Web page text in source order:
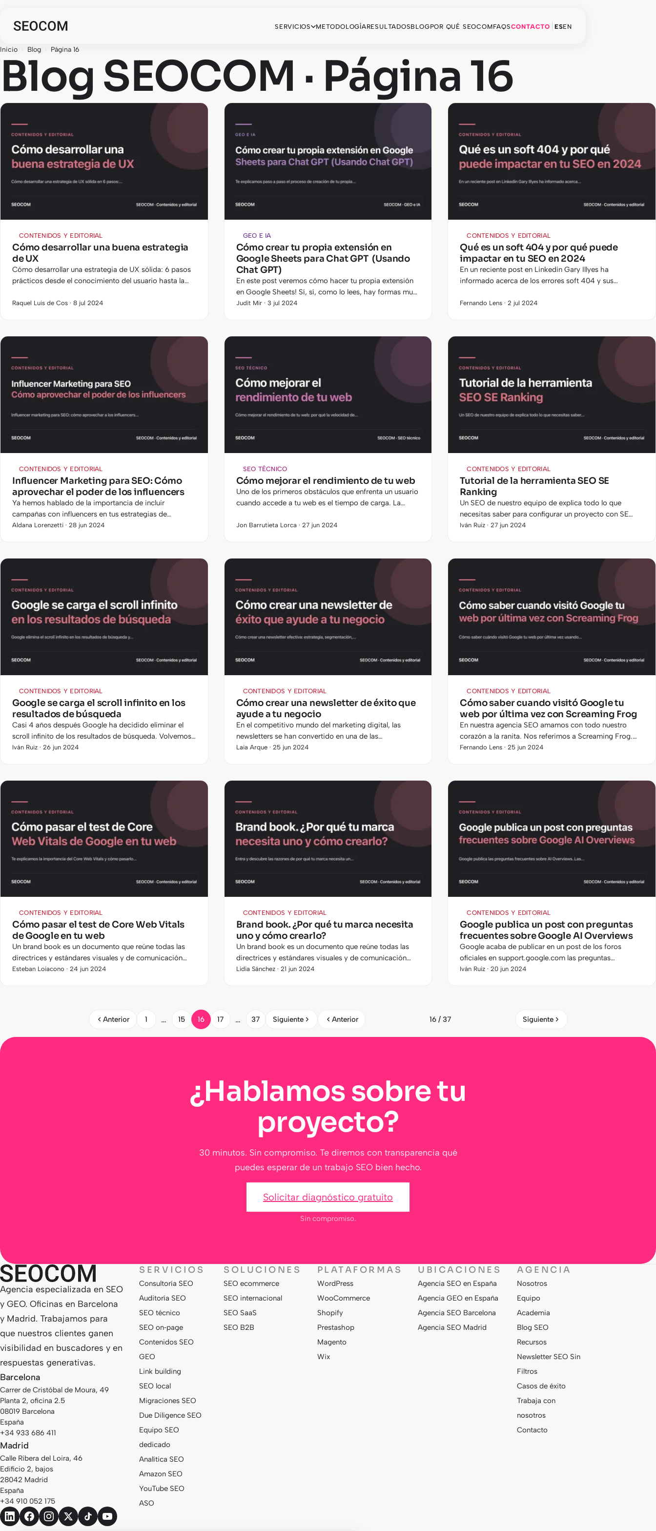
SERVICIOS METODOLOGÍARESULTADOSBLOGPOR QUÉ SEOCOMFAQSCONTACTO ESEN
Inicio › Blog › Página 16
Blog SEOCOM · Página 16
CONTENIDOS Y EDITORIAL
Cómo desarrollar una buena estrategia
de UX
Cómo desarrollar una estrategia de UX sólida: 6 pasos
prácticos desde el conocimiento del usuario hasta la
Raquel Luis de Cos · 8 jul 2024
GEO E IA
Cómo crear tu propia extensión en
Google Sheets para Chat GPT (Usando
Chat GPT)
En este post veremos cómo hacer tu propia extensión
en Google Sheets! Sí, sí, como lo lees, hay formas muy
sencillas de construir tus propias extensiones y todo
Judit Mir · 3 jul 2024
CONTENIDOS Y EDITORIAL
Qué es un soft 404 y por qué puede
impactar en tu SEO en 2024
En un reciente post en Linkedin Gary Illyes ha
informado acerca de los errores soft 404 y sus
de Google.
Fernando Lens · 2 jul 2024
CONTENIDOS Y EDITORIAL
Influencer Marketing para SEO: Cómo
aprovechar el poder de los influencers
Ya hemos hablado de la importancia de incluir
campañas con influencers en tus estrategias de
comunicación y cómo lograr el éxito con marketing de
Aldana Lorenzetti · 28 jun 2024
SEO TÉCNICO
Cómo mejorar el rendimiento de tu web
Uno de los primeros obstáculos que enfrenta un usuario
cuando accede a tu web es el tiempo de carga. La
directamente a tu posicionamiento en los buscador…
Jon Barrutieta Lorca · 27 jun 2024
CONTENIDOS Y EDITORIAL
Tutorial de la herramienta SEO SE
Ranking
Un SEO de nuestro equipo de explica todo lo que
necesitas saber para configurar un proyecto con SE
Ranking:
Iván Ruiz · 27 jun 2024
CONTENIDOS Y EDITORIAL
Google se carga el scroll infinito en los
resultados de búsqueda
Casi 4 años después Google ha decidido eliminar el
scroll infinito de los resultados de búsqueda. Volvemos
a la "clásica" forma de navegar entre las páginas de
Iván Ruiz · 26 jun 2024
CONTENIDOS Y EDITORIAL
Cómo crear una newsletter de éxito que
ayude a tu negocio
En el competitivo mundo del marketing digital, las
newsletters se han convertido en una de las
herramientas indispensables para mantener el contacto
Laia Arque · 25 jun 2024
CONTENIDOS Y EDITORIAL
Cómo saber cuando visitó Google tu
web por última vez con Screaming Frog
En nuestra agencia SEO amamos con todo nuestro
corazón a la ranita. Nos referimos a Screaming Frog.
Tanto la amamos que no nos importa ofrecer tutoriales
Fernando Lens · 25 jun 2024
CONTENIDOS Y EDITORIAL
Cómo pasar el test de Core Web Vitals
de Google en tu web
Un brand book es un documento que reúne todas las
directrices y estándares visuales y de comunicación
que representan a una marca. ¿Conoces su importancia
Esteban Loiacono · 24 jun 2024
CONTENIDOS Y EDITORIAL
Brand book. ¿Por qué tu marca necesita
uno y cómo crearlo?
Un brand book es un documento que reúne todas las
directrices y estándares visuales y de comunicación
que representan a una marca. ¿Conoces su importancia
Lidia Sánchez · 21 jun 2024
CONTENIDOS Y EDITORIAL
Google publica un post con preguntas
frecuentes sobre Google AI Overviews
Google acaba de publicar en un post de los foros
oficiales en support.google.com las preguntas
frecuentes que están haciendo la mayor parte de los
Iván Ruiz · 20 jun 2024
Anterior 1 … 15 16 17 … 37 Siguiente Anterior 16 / 37 Siguiente
¿Hablamos sobre tu
proyecto?
30 minutos. Sin compromiso. Te diremos con transparencia qué
puedes esperar de un trabajo SEO bien hecho.
Solicitar diagnóstico gratuito
Sin compromiso.
Agencia especializada en SEO
y GEO. Oficinas en Barcelona
y Madrid. Trabajamos para
que nuestros clientes ganen
visibilidad en buscadores y en
respuestas generativas.
Barcelona
Carrer de Cristóbal de Moura, 49
Planta 2, oficina 2.5
08019 Barcelona
España
+34 933 686 411
Madrid
Calle Ribera del Loira, 46
Edificio 2, bajos
28042 Madrid
España
+34 910 052 175
SERVICIOS
Consultoría SEO
Auditoría SEO
SEO técnico
SEO on‑page
Contenidos SEO
GEO
Link building
SEO local
Migraciones SEO
Due Diligence SEO
Equipo SEO
dedicado
Analítica SEO
Amazon SEO
YouTube SEO
ASO
SOLUCIONES
SEO ecommerce
SEO internacional
SEO SaaS
SEO B2B
PLATAFORMAS
WordPress
WooCommerce
Shopify
Prestashop
Magento
Wix
UBICACIONES
Agencia SEO en España
Agencia GEO en España
Agencia SEO Barcelona
Agencia SEO Madrid
AGENCIA
Nosotros
Equipo
Academia
Blog SEO
Recursos
Newsletter SEO Sin
Filtros
Casos de éxito
Trabaja con
nosotros
Contacto